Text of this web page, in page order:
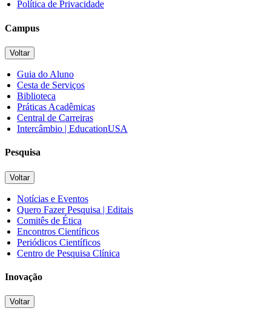
Política de Privacidade
Campus
Voltar
Guia do Aluno
Cesta de Serviços
Biblioteca
Práticas Acadêmicas
Central de Carreiras
Intercâmbio | EducationUSA
Pesquisa
Voltar
Notícias e Eventos
Quero Fazer Pesquisa | Editais
Comitês de Ética
Encontros Científicos
Periódicos Científicos
Centro de Pesquisa Clínica
Inovação
Voltar